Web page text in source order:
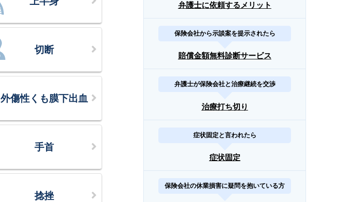
切断
外傷性くも膜下出血
手首
捻挫
弁護士に依頼するメリット
保険会社から示談案を提示されたら
賠償金額無料診断サービス
弁護士が保険会社と治療継続を交渉
治療打ち切り
症状固定と言われたら
症状固定
保険会社の休業損害に疑問を抱いている方